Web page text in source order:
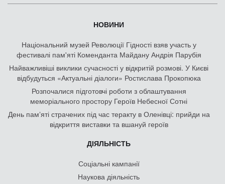
НОВИНИ
Національний музей Революції Гідності взяв участь у
фестивалі пам'яті Коменданта Майдану Андрія Парубія
Найважливіші виклики сучасності у відкритій розмові. У Києві
відбудуться «Актуальні діалоги» Ростислава Прокопюка
Розпочалися підготовчі роботи з облаштування
меморіального простору Героїв Небесної Сотні
День памʼяті страчених під час теракту в Оленівці: прийди на
відкриття виставки та вшануй героїв
ДІЯЛЬНІСТЬ
Соціальні кампанії
Наукова діяльність